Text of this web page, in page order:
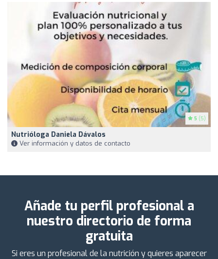
5 (5)
Nutrióloga Daniela Dávalos
Ver información y datos de contacto
Añade tu perfil profesional a
nuestro directorio de forma
gratuita
Si eres un profesional de la nutrición y quieres aparecer